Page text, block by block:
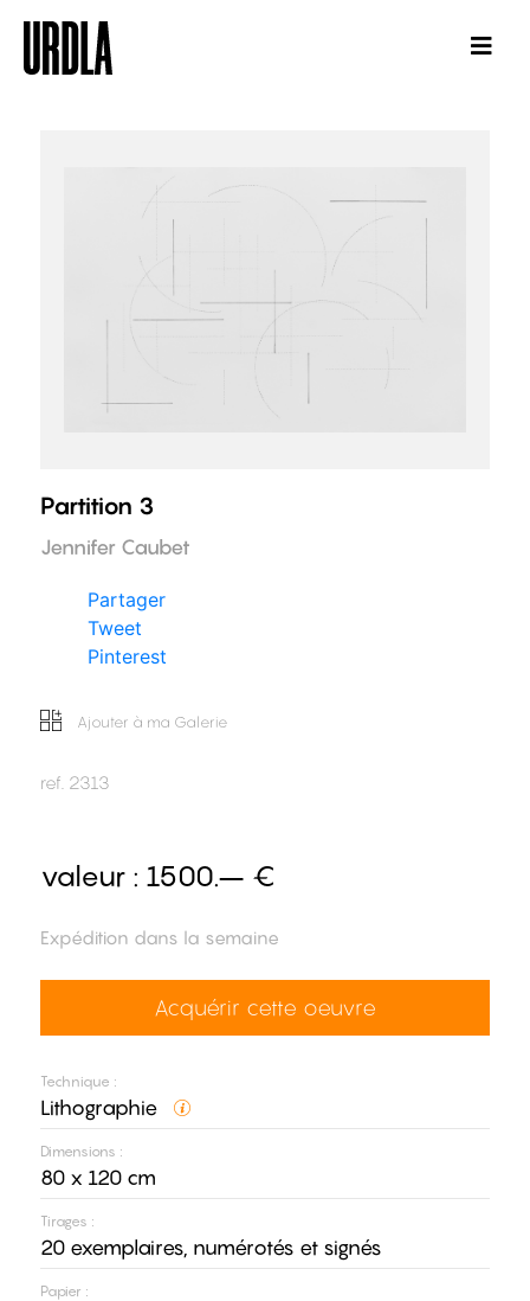
Partition 3
Jennifer Caubet
Partager
Tweet
Pinterest
Ajouter à ma Galerie
ref. 2313
Technique :
Lithographie
Dimensions :
80 x 120 cm
Tirages :
20 exemplaires, numérotés et signés
Papier :
valeur : 1500.– €
Expédition dans la semaine
Acquérir cette oeuvre